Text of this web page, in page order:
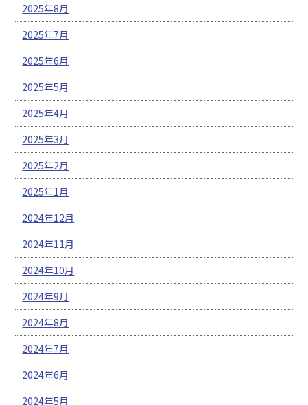
2025年8月
2025年7月
2025年6月
2025年5月
2025年4月
2025年3月
2025年2月
2025年1月
2024年12月
2024年11月
2024年10月
2024年9月
2024年8月
2024年7月
2024年6月
2024年5月